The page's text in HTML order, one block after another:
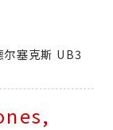
尔塞克斯 UB3